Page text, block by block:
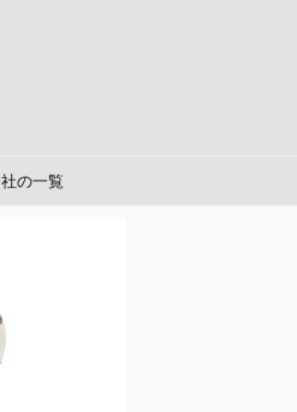
の一覧